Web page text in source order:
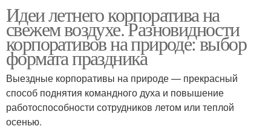
Идеи летнего корпоратива на
свежем воздухе. Разновидности
корпоративов на природе: выбор
формата праздника
Выездные корпоративы на природе — прекрасный
способ поднятия командного духа и повышение
работоспособности сотрудников летом или теплой
осенью.